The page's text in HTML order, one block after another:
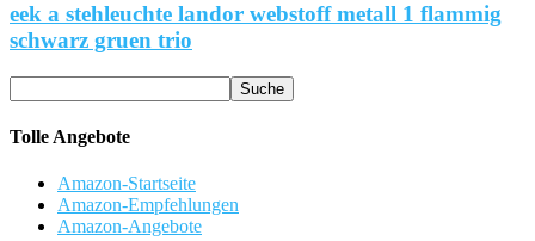
eek a stehleuchte landor webstoff metall 1 flammig
schwarz gruen trio
Tolle Angebote
Amazon-Startseite
Amazon-Empfehlungen
Amazon-Angebote